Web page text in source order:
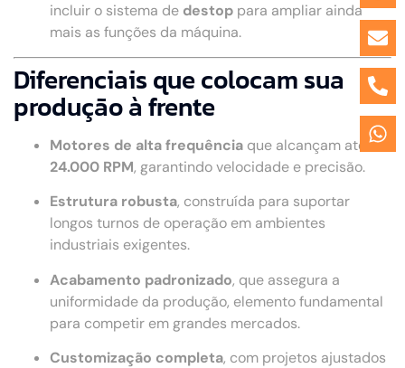
incluir o sistema de destop para ampliar ainda
mais as funções da máquina.
Diferenciais que colocam sua
produção à frente
Motores de alta frequência que alcançam até
24.000 RPM, garantindo velocidade e precisão.
Estrutura robusta, construída para suportar
longos turnos de operação em ambientes
industriais exigentes.
Acabamento padronizado, que assegura a
uniformidade da produção, elemento fundamental
para competir em grandes mercados.
Customização completa, com projetos ajustados